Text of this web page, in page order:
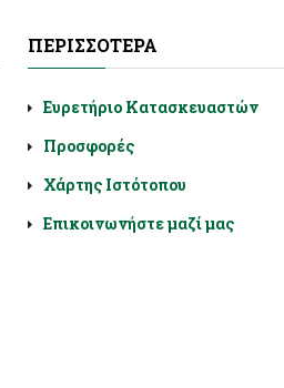
ΠΕΡΙΣΣΌΤΕΡΑ
Ευρετήριο Κατασκευαστών
Προσφορές
Χάρτης Ιστότοπου
Επικοινωνήστε μαζί μας